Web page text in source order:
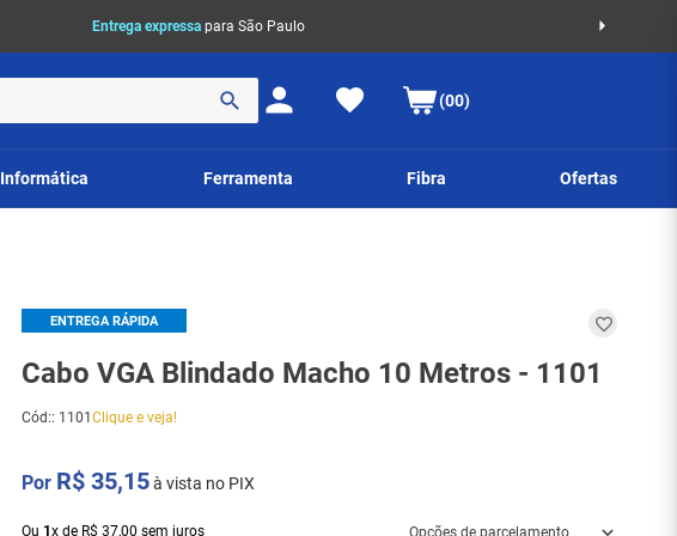
Entrega expressa para São Paulo
(00)
Informática Ferramenta Fibra Ofertas
ENTREGA RÁPIDA
Cabo VGA Blindado Macho 10 Metros - 1101
Cód:: 1101Clique e veja!
R$ 35,15à vista no PIX
Ou 1x de R$ 37,00 sem juros Opções de parcelamento